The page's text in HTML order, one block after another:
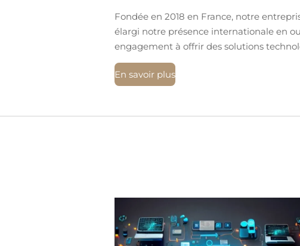
Fondée en 2018 en France, notre
élargi notre présence internationale en
engagement à offrir des solutions
En savoir plus